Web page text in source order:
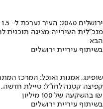
ירושלים 2040: העיר נערכת ל- 1.5 מליון תושבים
מנכ"לית העירייה מציגה תוכנית
הבא
בשיתוף עיריית ירושלים
שופינג, אמנות ואוכל: המרכז
קפיצה קטנה לחו"ל: טיילת חדשה,
בהשקעה של 100 מיליון ₪
בשיתוף עיריית ירושלים